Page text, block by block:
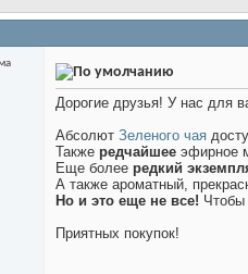
Дорогие друзья! У нас для
Абсолют Зеленого чая
Также редчайшее эфирное
Еще более редкий
А также ароматный,
Но и это еще не все! Чтобы
Приятных покупок!